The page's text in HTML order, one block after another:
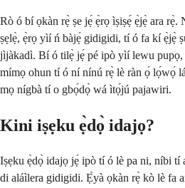
Rò ó bí ọkàn rẹ̀ ṣe jẹ́ ẹ̀rọ ìṣiṣẹ́ ẹ̀jẹ̀ ara rẹ̀.
ṣẹlẹ̀, ẹ̀rọ yìí ń bàjẹ́ gidigidi, tí ó fa kí ẹ̀jẹ̀
jìjàkadì. Bí ó tilẹ̀ jẹ́ pé ipò yìí lewu pupọ,
mímọ ohun tí ó ní nínú rẹ̀ lè ràn ọ́ lọ́wọ́
mọ nígbà tí o gbọ́dọ̀ wá ìtọ́jú pajawiri.
Kini iṣẹku ẹ̀dọ̀ idajọ?
Iṣẹku ẹ̀dọ̀ idajọ jẹ́ ipò tí ó lè pa ni, níbi tí
di aláìlera gidigidi. Ẹ̀yà ọkàn rẹ̀ kò lè fa